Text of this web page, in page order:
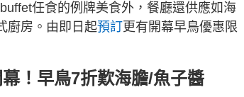
任食的例牌美食外，餐廳還供應如海
廚房。由即日起預訂更有開幕早鳥優惠限
！早鳥7折歎海膽/魚子醬